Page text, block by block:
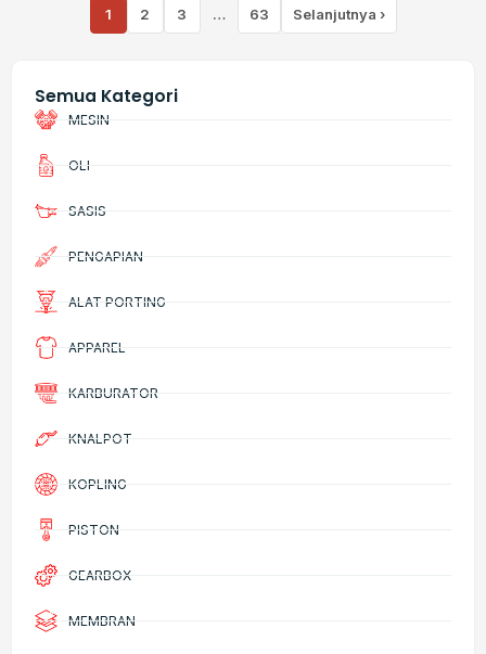
Semua Kategori
MESIN
OLI
SASIS
PENGAPIAN
ALAT PORTING
APPAREL
KARBURATOR
KNALPOT
KOPLING
PISTON
GEARBOX
MEMBRAN
1 2 3 … 63 Selanjutnya ›